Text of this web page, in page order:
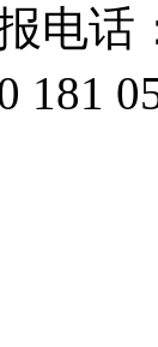
电话
181